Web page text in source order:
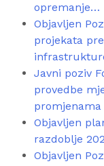
opremanje…
Objavljen
projekata
Javni poziv
provedbe
Objavljen
razdoblje
Objavljen